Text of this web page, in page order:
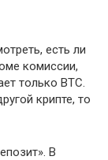
есть ли
комиссии,
только BTC.
крипте, то
В